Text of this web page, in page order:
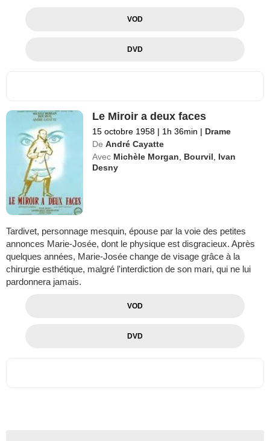
VOD
DVD
Le Miroir a deux faces
15 octobre 1958 | 1h 36min | Drame
De André Cayatte
Avec Michèle Morgan Bourvil
Ivan
Desny
Tardivet, personnage mesquin, épouse par la voie des petites
annonces Marie-Josée, dont le physique est disgracieux. Après
quelques années, Marie-Josée change de visage grâce à la
chirurgie esthétique, malgré l'interdiction de son mari, qui ne lui
pardonnera jamais.
VOD
DVD